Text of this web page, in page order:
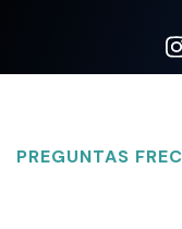
PREGUNTAS